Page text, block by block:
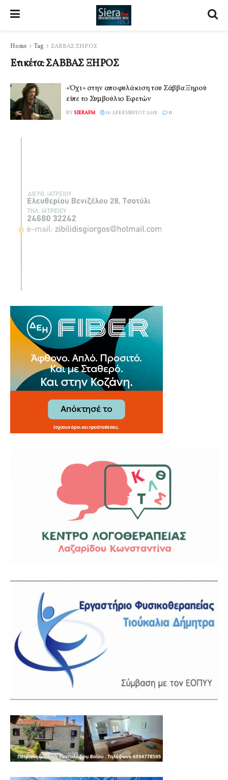
Home Tag ΣΑΒΒΑΣ ΞΗΡΟΣ
Ετικέτα:ΣΑΒΒΑΣ ΞΗΡΟΣ
«Όχι» στην αποφυλάκιση του Σάββα Ξηρού
είπε το Συμβούλιο Εφετών
BY SIERAFM 10 ΔΕΚΕΜΒΡΊΟΥ 2018 0